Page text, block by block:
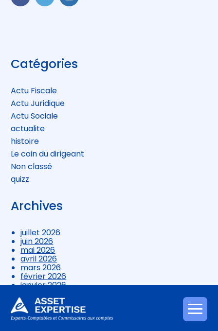
Aller
au
FaceBook
TwitterLinkedIn
Blog
sidebar
Catégories
Actu Fiscale
Actu Juridique
Actu Sociale
actualite
histoire
Le coin du dirigeant
Non classé
quizz
Archives
juillet 2026
juin 2026
mai 2026
avril 2026
mars 2026
février 2026
janvier 2026
novembre 2025
octobre 2025
septembre 2025